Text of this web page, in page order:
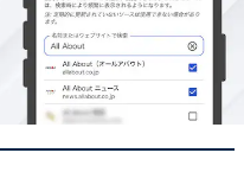
分けて次の4つから成